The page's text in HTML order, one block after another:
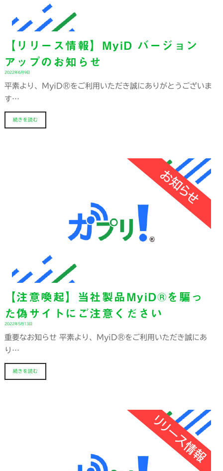
【リリース情報】MyiD バージョン
アップのお知らせ
2022年6月9日
平素より、MyiD®をご利用いただき誠にありがとうございま
す…
続きを読む
【注意喚起】当社製品MyiD®を騙っ
た偽サイトにご注意ください
2022年5月13日
重要なお知らせ 平素より、MyiD®をご利用いただき誠にあ
り…
続きを読む